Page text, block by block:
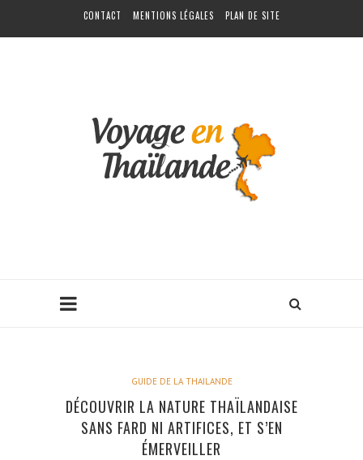
CONTACT MENTIONS LÉGALES PLAN DE SITE
GUIDE DE LA THAILANDE
DÉCOUVRIR LA NATURE THAÏLANDAISE
SANS FARD NI ARTIFICES, ET S’EN
ÉMERVEILLER